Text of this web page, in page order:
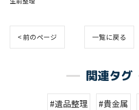
< 前のページ 一覧に戻る
関連タグ
#遺品整理 #貴金属